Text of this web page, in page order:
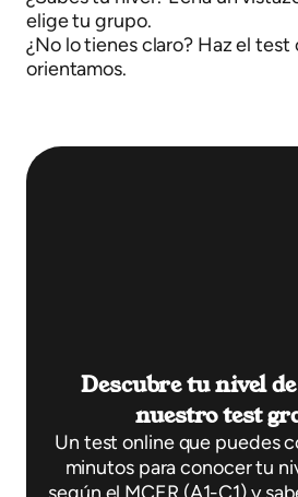
elige tu grupo.
¿No lo tienes claro? Haz el
orientamos.
Descubre tu nivel
nuestro test
Un test online que puedes
minutos para conocer tu
según el MCER (A1-C1) y